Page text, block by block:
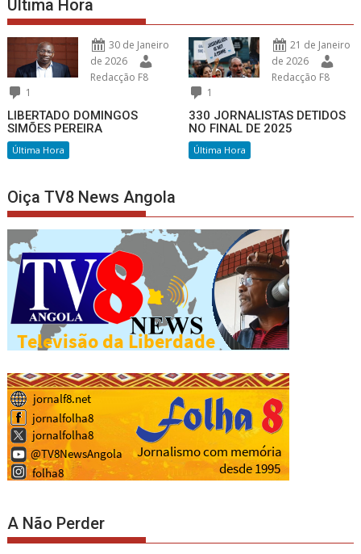
Última Hora
30 de Janeiro
de 2026
Redacção F8
1
LIBERTADO DOMINGOS
SIMÕES PEREIRA
Última Hora
21 de Janeiro
de 2026
Redacção F8
1
330 JORNALISTAS DETIDOS
NO FINAL DE 2025
Última Hora
Oiça TV8 News Angola
A Não Perder